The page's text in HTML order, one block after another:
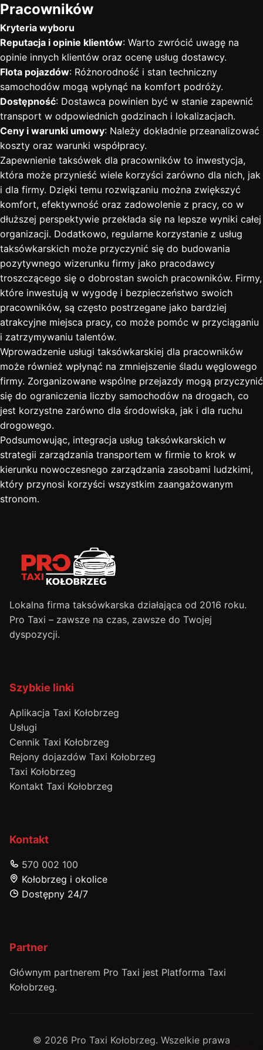
Pracowników
Kryteria wyboru
Reputacja i opinie klientów: Warto zwrócić uwagę na
opinie innych klientów oraz ocenę usług dostawcy.
Flota pojazdów: Różnorodność i stan techniczny
samochodów mogą wpłynąć na komfort podróży.
Dostępność: Dostawca powinien być w stanie zapewnić
transport w odpowiednich godzinach i lokalizacjach.
Ceny i warunki umowy: Należy dokładnie przeanalizować
koszty oraz warunki współpracy.
Zapewnienie taksówek dla pracowników to inwestycja,
która może przynieść wiele korzyści zarówno dla nich, jak
i dla firmy. Dzięki temu rozwiązaniu można zwiększyć
komfort, efektywność oraz zadowolenie z pracy, co w
dłuższej perspektywie przekłada się na lepsze wyniki całej
organizacji. Dodatkowo, regularne korzystanie z usług
taksówkarskich może przyczynić się do budowania
pozytywnego wizerunku firmy jako pracodawcy
troszczącego się o dobrostan swoich pracowników. Firmy,
które inwestują w wygodę i bezpieczeństwo swoich
pracowników, są często postrzegane jako bardziej
atrakcyjne miejsca pracy, co może pomóc w przyciąganiu
i zatrzymywaniu talentów.
Wprowadzenie usługi taksówkarskiej dla pracowników
może również wpłynąć na zmniejszenie śladu węglowego
firmy. Zorganizowane wspólne przejazdy mogą przyczynić
się do ograniczenia liczby samochodów na drogach, co
jest korzystne zarówno dla środowiska, jak i dla ruchu
drogowego.
Podsumowując, integracja usług taksówkarskich w
strategii zarządzania transportem w firmie to krok w
kierunku nowoczesnego zarządzania zasobami ludzkimi,
który przynosi korzyści wszystkim zaangażowanym
stronom.
Lokalna firma taksówkarska działająca od 2016 roku.
Pro Taxi – zawsze na czas, zawsze do Twojej
dyspozycji.
Szybkie linki
Aplikacja Taxi Kołobrzeg
Usługi
Cennik Taxi Kołobrzeg
Rejony dojazdów Taxi Kołobrzeg
Taxi Kołobrzeg
Kontakt Taxi Kołobrzeg
Kontakt
570 002 100
Kołobrzeg i okolice
Dostępny 24/7
Partner
Głównym partnerem Pro Taxi jest Platforma Taxi
Kołobrzeg.
© 2026 Pro Taxi Kołobrzeg. Wszelkie prawa